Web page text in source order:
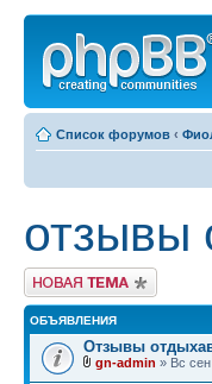
Список форумов ‹
отзывы
Новая тема
ОБЪЯВЛЕНИЯ
Отзывы
gn-admin » Вс